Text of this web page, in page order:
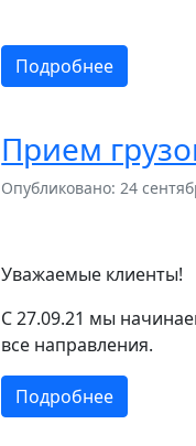
Подробнее
Прием
Опубликовано: 24
Уважаемые клиенты!
С 27.09.21 мы
все направления.
Подробнее